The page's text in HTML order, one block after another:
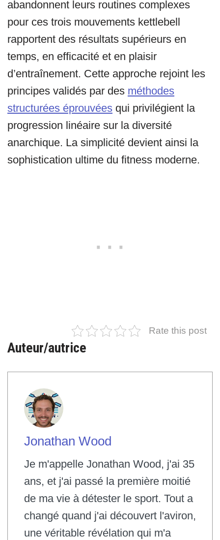
abandonnent leurs routines complexes
pour ces trois mouvements kettlebell
rapportent des résultats supérieurs en
temps, en efficacité et en plaisir
d’entraînement. Cette approche rejoint les
principes validés par des méthodes
structurées éprouvées qui privilégient la
progression linéaire sur la diversité
anarchique. La simplicité devient ainsi la
sophistication ultime du fitness moderne.
Rate this post
Auteur/autrice
Jonathan Wood
Je m'appelle Jonathan Wood, j'ai 35
ans, et j'ai passé la première moitié
de ma vie à détester le sport. Tout a
changé quand j'ai découvert l'aviron,
une véritable révélation qui m'a